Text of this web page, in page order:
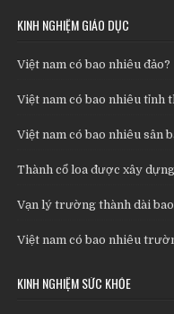
KINH NGHIỆM GIÁO DỤC
Việt nam có bao nhiêu đảo?
Việt nam có bao nhiêu tỉnh
Việt nam có bao nhiêu sân
Thành cổ loa được xây
Vạn lý trường thành dài
Việt nam có bao nhiêu
KINH NGHIỆM SỨC KHỎE